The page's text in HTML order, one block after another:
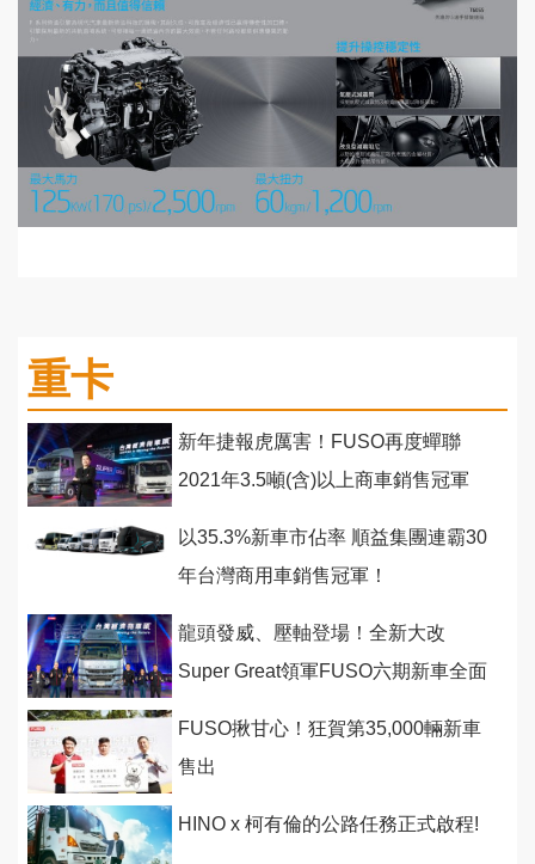
重卡
新年捷報虎厲害！FUSO再度蟬聯
2021年3.5噸(含)以上商車銷售冠軍
以35.3%新車市佔率 順益集團連霸30
年台灣商用車銷售冠軍！
龍頭發威、壓軸登場！全新大改
Super Great領軍FUSO六期新車全面
FUSO揪甘心！狂賀第35,000輛新車
售出
HINO x 柯有倫的公路任務正式啟程!